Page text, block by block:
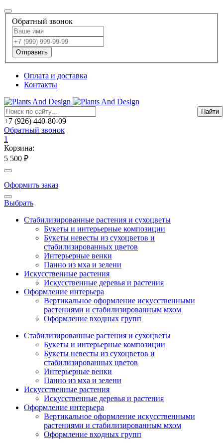
Обратный звонок
Отправить
Оплата и доставка
Контакты
+7 (926) 440-80-09
Обратный звонок
1
Корзина:
5 500 ₽
Оформить заказ
Выбрать
Стабилизированные растения и сухоцветы
Букеты и интерьерные композиции
Букеты невесты из сухоцветов и
стабилизированных цветов
Интерьерные венки
Панно из мха и зелени
Искусственные растения
Искусственные деревья и растения
Оформление интерьера
Вертикальное оформление искусственными
растениями и стабилизированным мхом
Оформление входных групп
Стабилизированные растения и сухоцветы
Букеты и интерьерные композиции
Букеты невесты из сухоцветов и
стабилизированных цветов
Интерьерные венки
Панно из мха и зелени
Искусственные растения
Искусственные деревья и растения
Оформление интерьера
Вертикальное оформление искусственными
растениями и стабилизированным мхом
Оформление входных групп